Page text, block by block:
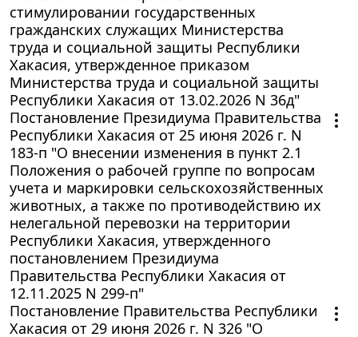
стимулировании государственных
гражданских служащих Министерства
труда и социальной защиты Республики
Хакасия, утвержденное приказом
Министерства труда и социальной защиты
Республики Хакасия от 13.02.2026 N 36д"
Постановление Президиума Правительства
Республики Хакасия от 25 июня 2026 г. N
183-п "О внесении изменения в пункт 2.1
Положения о рабочей группе по вопросам
учета и маркировки сельскохозяйственных
животных, а также по противодействию их
нелегальной перевозки на территории
Республики Хакасия, утвержденного
постановлением Президиума
Правительства Республики Хакасия от
12.11.2025 N 299-п"
Постановление Правительства Республики
Хакасия от 29 июня 2026 г. N 326 "О